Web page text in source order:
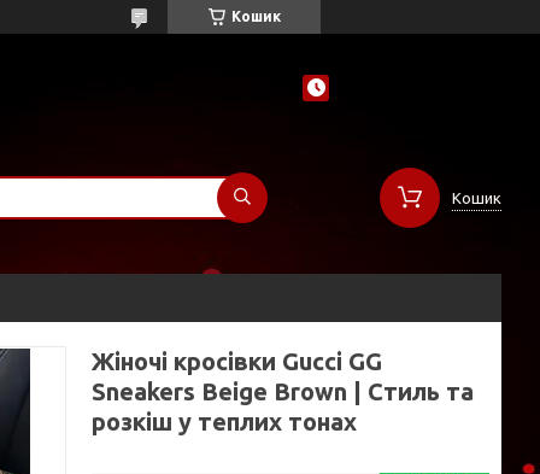
Кошик
Кошик
Жіночі кросівки Gucci GG
Sneakers Beige Brown | Стиль та
розкіш у теплих тонах